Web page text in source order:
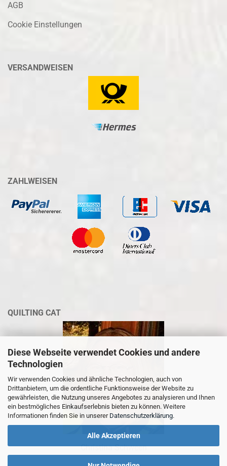
Diese Webseite verwendet Cookies und andere
Technologien
Wir verwenden Cookies und ähnliche Technologien, auch von
Drittanbietern, um die ordentliche Funktionsweise der Website zu
gewährleisten, die Nutzung unseres Angebotes zu analysieren und Ihnen
ein bestmögliches Einkaufserlebnis bieten zu können. Weitere
Informationen finden Sie in unserer Datenschutzerklärung.
Alle Akzeptieren
AGB
Cookie Einstellungen
VERSANDWEISEN
ZAHLWEISEN
QUILTING CAT
Christina Schween